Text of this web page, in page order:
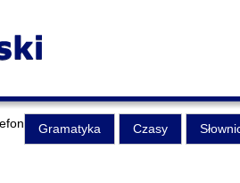
Gramatyka Czasy